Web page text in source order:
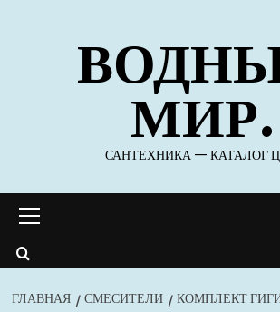
содержимому
МИР.
САНТЕХНИКА — КАТАЛОГ
меню
ГЛАВНАЯ СМЕСИТЕЛИ
КОМПЛЕКТ